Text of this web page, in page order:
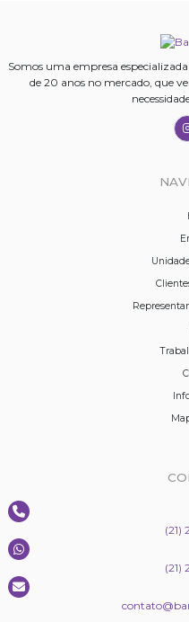
Somos uma empresa
de 20 anos no mercado, que
(21)
(21)